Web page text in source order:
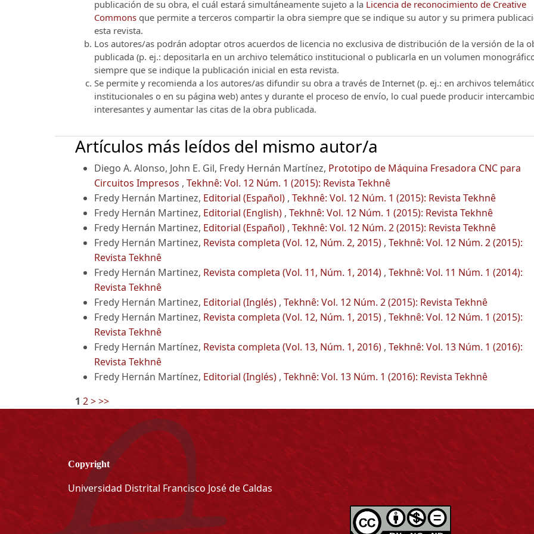
publicación de su obra, el cuál estará simultáneamente sujeto a la Licencia de reconocimiento de Creative
Commons que permite a terceros compartir la obra siempre que se indique su autor y su primera
esta revista.
Los autores/as podrán adoptar otros acuerdos de licencia no exclusiva de distribución de la versión de la
publicada (p. ej.: depositarla en un archivo telemático institucional o publicarla en un volumen
siempre que se indique la publicación inicial en esta revista.
Se permite y recomienda a los autores/as difundir su obra a través de Internet (p. ej.: en archivos
institucionales o en su página web) antes y durante el proceso de envío, lo cual puede producir
interesantes y aumentar las citas de la obra publicada.
Artículos más leídos del mismo autor/a
Diego A. Alonso, John E. Gil, Fredy Hernán Martínez, Prototipo de Máquina Fresadora CNC para
Circuitos Impresos , Tekhnê: Vol. 12 Núm. 1 (2015): Revista Tekhnê
Fredy Hernán Martinez, Editorial (Español) , Tekhnê: Vol. 12 Núm. 1 (2015): Revista Tekhnê
Fredy Hernán Martinez, Editorial (English) , Tekhnê: Vol. 12 Núm. 1 (2015): Revista Tekhnê
Fredy Hernán Martinez, Editorial (Español) , Tekhnê: Vol. 12 Núm. 2 (2015): Revista Tekhnê
Fredy Hernán Martinez, Revista completa (Vol. 12, Núm. 2, 2015) , Tekhnê: Vol. 12 Núm. 2 (2015):
Revista Tekhnê
Fredy Hernán Martinez, Revista completa (Vol. 11, Núm. 1, 2014) , Tekhnê: Vol. 11 Núm. 1 (2014):
Revista Tekhnê
Fredy Hernán Martinez, Editorial (Inglés) , Tekhnê: Vol. 12 Núm. 2 (2015): Revista Tekhnê
Fredy Hernán Martinez, Revista completa (Vol. 12, Núm. 1, 2015) , Tekhnê: Vol. 12 Núm. 1 (2015):
Revista Tekhnê
Fredy Hernán Martínez, Revista completa (Vol. 13, Núm. 1, 2016) , Tekhnê: Vol. 13 Núm. 1 (2016):
Revista Tekhnê
Fredy Hernán Martínez, Editorial (Inglés) , Tekhnê: Vol. 13 Núm. 1 (2016): Revista Tekhnê
1 2>>>
Copyright
Universidad Distrital Francisco José de Caldas